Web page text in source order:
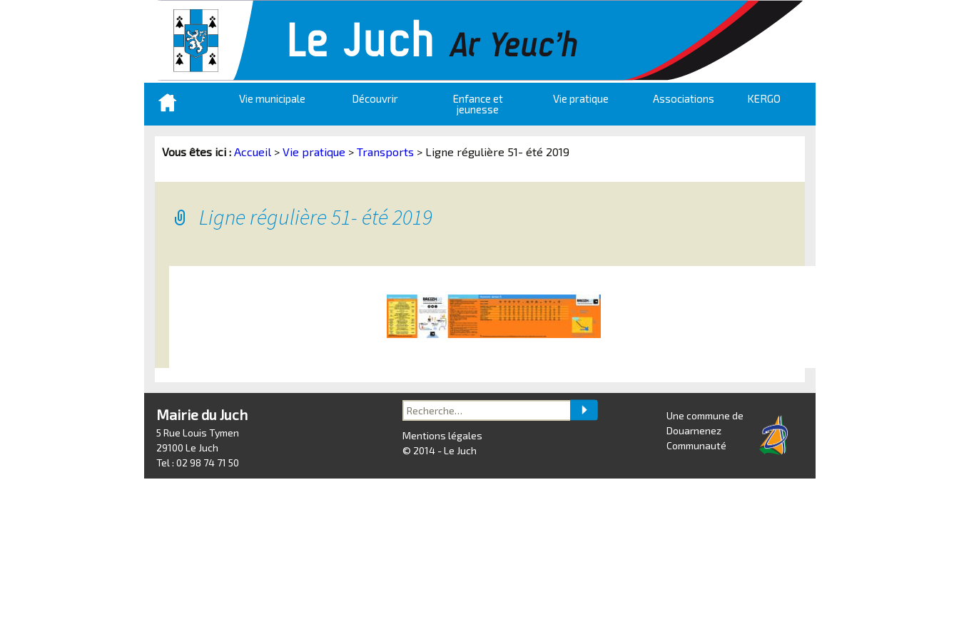
Aller
contenu
Vie municipale Découvrir
Enfance et
jeunesse
Vie pratique Associations KERGO
Vous êtes ici : Accueil> Vie pratique > Transports > Ligne régulière 51- été 2019
Ligne régulière 51- été 2019
Mairie du Juch
5 Rue Louis Tymen
29100 Le Juch
Tel : 02 98 74 71 50
Recherche
pour :
Mentions légales
© 2014 - Le Juch
Une commune de
Douarnenez
Communauté